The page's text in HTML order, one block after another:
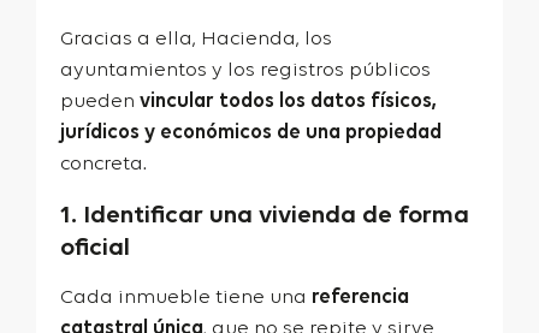
Gracias a ella, Hacienda, los
ayuntamientos y los registros públicos
pueden vincular todos los datos físicos,
jurídicos y económicos de una propiedad
concreta.
1. Identificar una vivienda de forma
oficial
Cada inmueble tiene una referencia
catastral única, que no se repite y sirve